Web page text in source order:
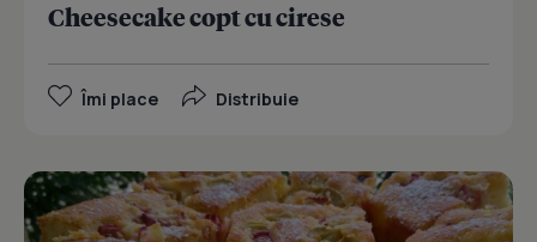
Cheesecake copt cu cirese
Îmi place Distribuie